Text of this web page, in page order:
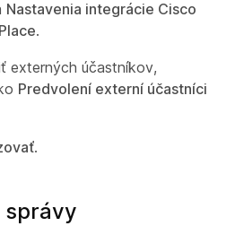
Nastavenia integrácie Cisco
.
externých účastníkov,
Predvolení externí účastníci
.
správy